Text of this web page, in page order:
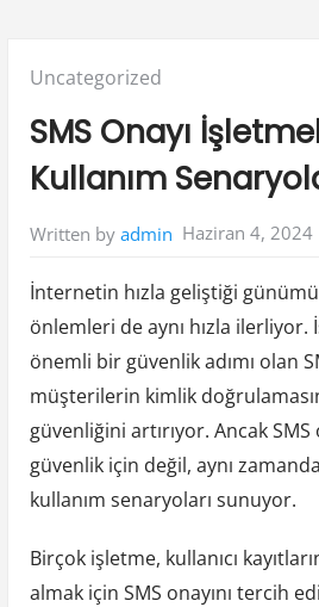
Posted
Uncategorized
SMS Onayı
Kullanım
Written by admin Haziran 4, 2024
İnternetin hızla geliştiği
önlemleri de aynı hızla ilerliyor.
önemli bir güvenlik adımı olan
müşterilerin kimlik
güvenliğini artırıyor. Ancak SMS
güvenlik için değil, aynı
kullanım senaryoları sunuyor.
Birçok işletme, kullanıcı
almak için SMS onayını tercih